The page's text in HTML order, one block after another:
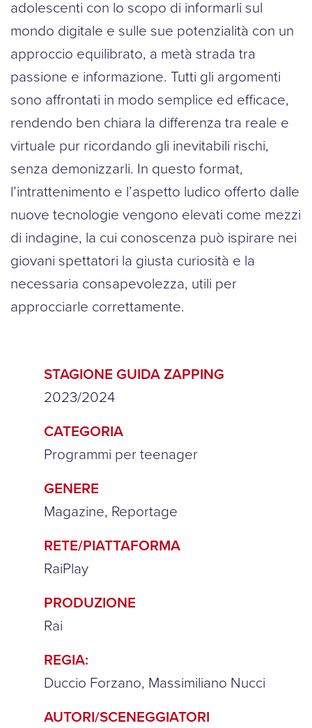
adolescenti con lo scopo di informarli sul
mondo digitale e sulle sue potenzialità con un
approccio equilibrato, a metà strada tra
passione e informazione. Tutti gli argomenti
sono affrontati in modo semplice ed efficace,
rendendo ben chiara la differenza tra reale e
virtuale pur ricordando gli inevitabili rischi,
senza demonizzarli. In questo format,
l’intrattenimento e l’aspetto ludico offerto dalle
nuove tecnologie vengono elevati come mezzi
di indagine, la cui conoscenza può ispirare nei
giovani spettatori la giusta curiosità e la
necessaria consapevolezza, utili per
approcciarle correttamente.
STAGIONE GUIDA ZAPPING
2023/2024
CATEGORIA
Programmi per teenager
GENERE
Magazine, Reportage
RETE/PIATTAFORMA
RaiPlay
PRODUZIONE
Rai
REGIA:
Duccio Forzano, Massimiliano Nucci
AUTORI/SCENEGGIATORI